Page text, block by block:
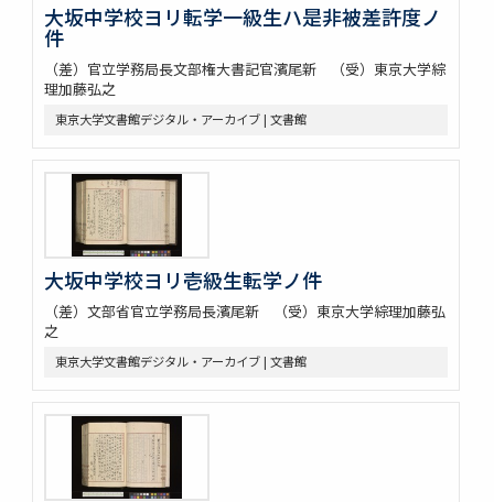
大坂中学校ヨリ転学一級生ハ是非被差許度ノ
件
（差）官立学務局長文部権大書記官濱尾新 （受）東京大学綜
理加藤弘之
東京大学文書館デジタル・アーカイブ | 文書館
大坂中学校ヨリ壱級生転学ノ件
（差）文部省官立学務局長濱尾新 （受）東京大学綜理加藤弘
之
東京大学文書館デジタル・アーカイブ | 文書館